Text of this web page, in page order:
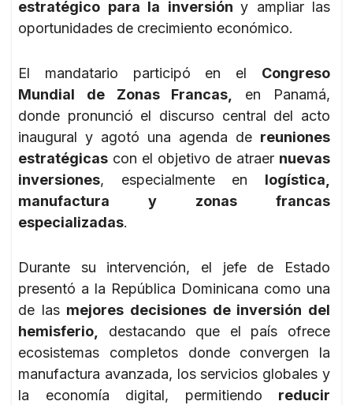
estratégico para la inversión y ampliar las
oportunidades de crecimiento económico.
El mandatario participó en el Congreso
Mundial de Zonas Francas,
en Panamá,
donde pronunció el discurso central del acto
inaugural y agotó una agenda de reuniones
estratégicas con el objetivo de atraer nuevas
inversiones, especialmente en logística,
manufactura y zonas francas
especializadas.
Durante su intervención, el jefe de Estado
presentó a la República Dominicana como una
de las mejores decisiones de inversión del
hemisferio,
destacando que el país ofrece
ecosistemas completos donde convergen la
manufactura avanzada, los servicios globales y
la economía digital, permitiendo reducir